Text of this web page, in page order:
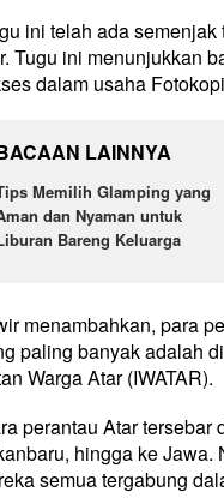
ini telah ada
Tugu ini menunjukkan
dalam usaha
LAINNYA
Memilih Glamping yang
dan Nyaman untuk
Bareng Keluarga
menambahkan, para
paling banyak adalah
Warga Atar (IWATAR).
perantau Atar
hingga ke Jawa.
semua tergabung